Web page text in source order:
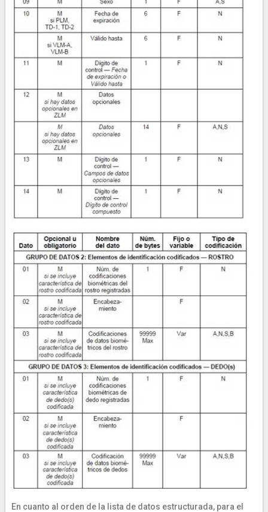
En cuanto al orden de la lista de datos estructurada, para el